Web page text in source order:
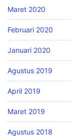
Maret 2020
Februari 2020
Januari 2020
Agustus 2019
April 2019
Maret 2019
Agustus 2018